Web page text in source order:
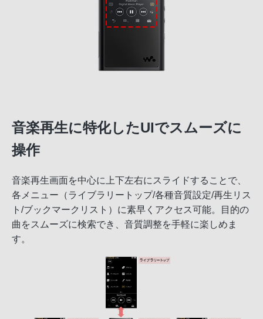
音楽再生に特化したUIでスムーズに
操作
音楽再生画面を中心に上下左右にスライドすることで、
各メニュー（ライブラリートップ/各種音質設定/再生リス
ト/ブックマークリスト）に素早くアクセス可能。目的の
曲をスムーズに検索でき、音質調整を手軽に楽しめま
す。